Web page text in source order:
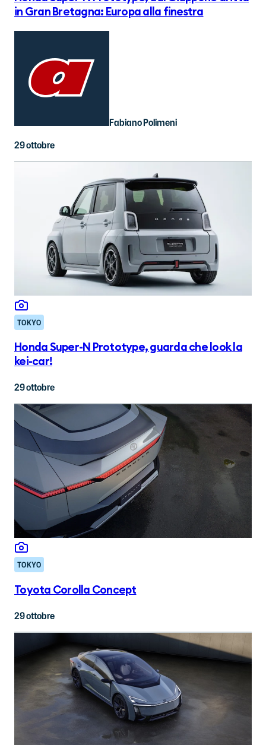
in Gran Bretagna: Europa alla finestra
Fabiano Polimeni
29 ottobre
TOKYO
Honda Super-N Prototype, guarda che look la
kei-car!
29 ottobre
TOKYO
Toyota Corolla Concept
29 ottobre